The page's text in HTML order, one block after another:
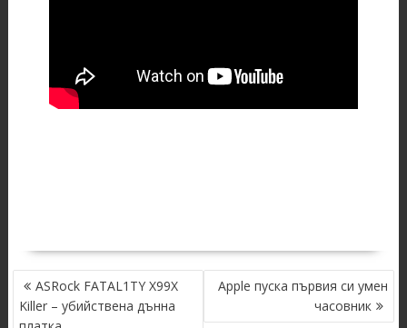
POST
NAVIGATION
ASRock FATAL1TY X99X
Killer – убийствена дънна
Apple пуска първия си умен
часовник